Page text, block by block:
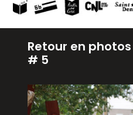
Retour en
# 5